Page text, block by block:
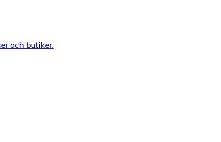
och butiker.